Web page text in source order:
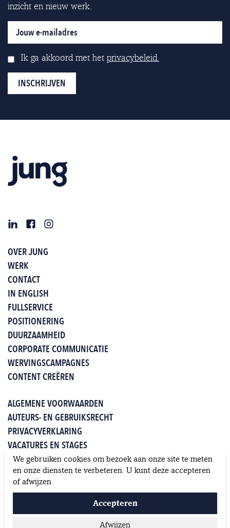
inzicht en nieuw werk.
Ik ga akkoord met het privacybeleid.
OVER JUNG
WERK
CONTACT
IN ENGLISH
FULLSERVICE
POSITIONERING
DUURZAAMHEID
CORPORATE COMMUNICATIE
WERVINGSCAMPAGNES
CONTENT CREËREN
ALGEMENE VOORWAARDEN
AUTEURS- EN GEBRUIKSRECHT
PRIVACYVERKLARING
VACATURES EN STAGES
WHITEPAPERS
KLANTEN OVER JUNG
We gebruiken cookies om bezoek aan onze site te meten
en onze diensten te verbeteren. U kunt deze accepteren
of afwijzen.
Accepteren
Afwijzen